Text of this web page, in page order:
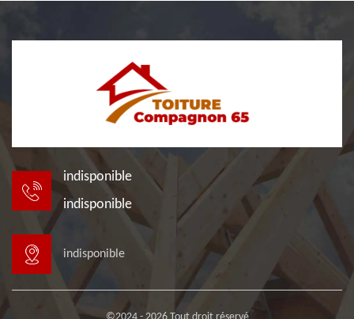
indisponible
indisponible
indisponible